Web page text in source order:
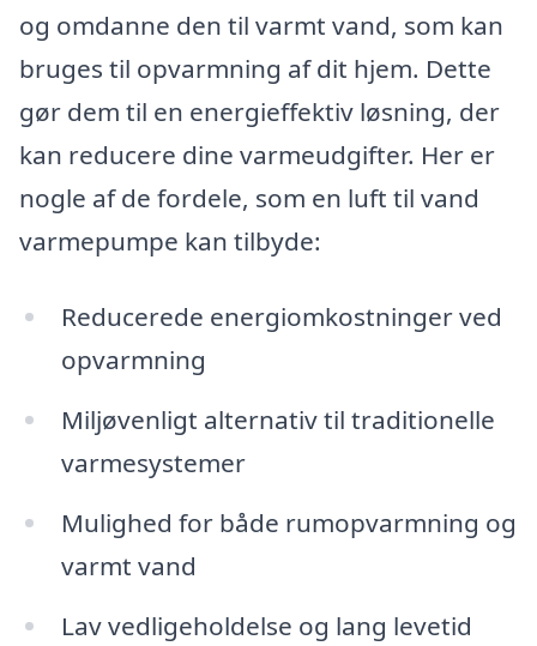
og omdanne den til varmt vand, som kan
bruges til opvarmning af dit hjem. Dette
gør dem til en energieffektiv løsning, der
kan reducere dine varmeudgifter. Her er
nogle af de fordele, som en luft til vand
varmepumpe kan tilbyde:
Reducerede energiomkostninger ved
opvarmning
Miljøvenligt alternativ til traditionelle
varmesystemer
Mulighed for både rumopvarmning og
varmt vand
Lav vedligeholdelse og lang levetid